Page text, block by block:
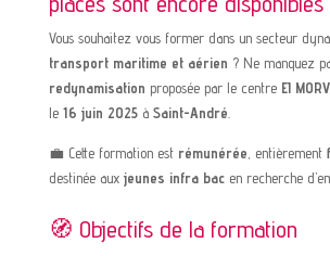
Vous souhaitez vous former dans un secteur
transport maritime et aérien ? Ne manquez
redynamisation proposée par le centre EI
le 16 juin 2025à Saint-André
💼 Cette formation est rémunérée , entièrement
destinée aux jeunes infra bacen recherche
🧭 Objectifs de la formation